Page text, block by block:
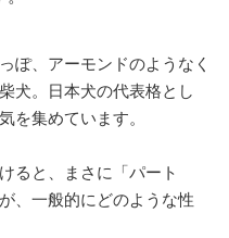
ぽ、アーモンドのようなく
犬。日本犬の代表格とし
を集めています。
ると、まさに「パート
、一般的にどのような性